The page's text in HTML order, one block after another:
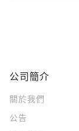
公司簡介
關於我們
公告